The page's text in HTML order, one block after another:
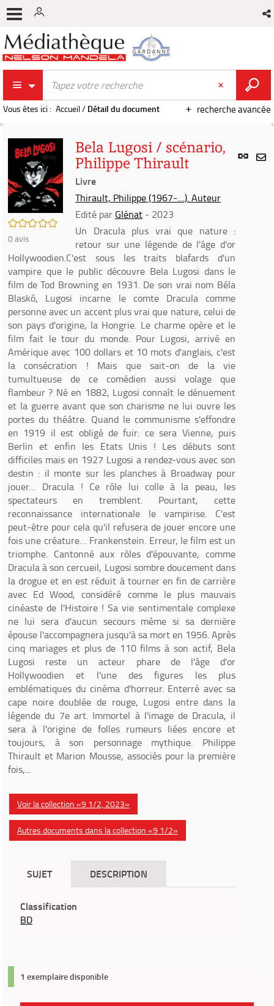
recherche avancée
Vous êtes ici : Accueil/ Détail du document
Lien
/5
0avis
Bela Lugosi / scénario,
Philippe Thirault
Livre
Thirault, Philippe (1967-....). Auteur
Edité par Glénat - 2023
Un Dracula plus vrai que nature :
retour sur une légende de l'âge d'or
Hollywoodien.C'est sous les traits blafards d'un
vampire que le public découvre Bela Lugosi dans le
film de Tod Browning en 1931. De son vrai nom Béla
Blaskó, Lugosi incarne le comte Dracula comme
personne avec un accent plus vrai que nature, celui de
son pays d'origine, la Hongrie. Le charme opère et le
film fait le tour du monde. Pour Lugosi, arrivé en
Amérique avec 100 dollars et 10 mots d'anglais, c'est
la consécration ! Mais que sait-on de la vie
tumultueuse de ce comédien aussi volage que
flambeur ? Né en 1882, Lugosi connaît le dénuement
et la guerre avant que son charisme ne lui ouvre les
portes du théâtre. Quand le communisme s'effondre
en 1919 il est obligé de fuir: ce sera Vienne, puis
Berlin et enfin les Etats Unis ! Les débuts sont
difficiles mais en 1927 Lugosi a rendez-vous avec son
destin : il monte sur les planches à Broadway pour
jouer… Dracula ! Ce rôle lui colle à la peau, les
spectateurs en tremblent. Pourtant, cette
reconnaissance internationale le vampirise. C'est
peut-être pour cela qu'il refusera de jouer encore une
fois une créature… Frankenstein. Erreur, le film est un
triomphe. Cantonné aux rôles d'épouvante, comme
Dracula à son cercueil, Lugosi sombre doucement dans
la drogue et en est réduit à tourner en fin de carrière
avec Ed Wood, considéré comme le plus mauvais
cinéaste de l'Histoire ! Sa vie sentimentale complexe
ne lui sera d'aucun secours même si sa dernière
épouse l'accompagnera jusqu'à sa mort en 1956. Après
cinq mariages et plus de 110 films à son actif, Bela
Lugosi reste un acteur phare de l'âge d'or
Hollywoodien et l'une des figures les plus
emblématiques du cinéma d'horreur. Enterré avec sa
cape noire doublée de rouge, Lugosi entre dans la
légende du 7e art. Immortel à l'image de Dracula, il
sera à l'origine de folles rumeurs liées encore et
toujours, à son personnage mythique. Philippe
Thirault et Marion Mousse, associés pour la première
fois,...
Voir la collection «9 1/2, 2023»
Autres documents dans la collection «9 1/2»
SUJET DESCRIPTION
Classification
BD
1 exemplaire disponible